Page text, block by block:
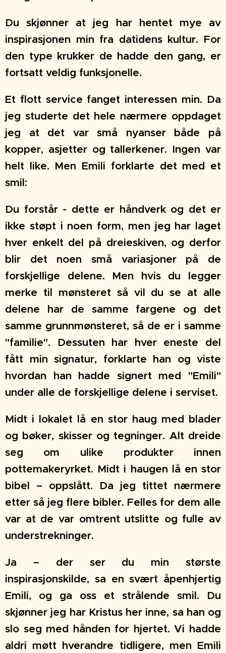
Du skjønner at jeg har hentet mye av
inspirasjonen min fra datidens kultur. For
den type krukker de hadde den gang, er
fortsatt veldig funksjonelle.
Et flott service fanget interessen min. Da
jeg studerte det hele nærmere oppdaget
jeg at det var små nyanser både på
kopper, asjetter og tallerkener. Ingen var
helt like. Men Emili forklarte det med et
smil:
Du forstår - dette er håndverk og det er
ikke støpt i noen form, men jeg har laget
hver enkelt del på dreieskiven, og derfor
blir det noen små variasjoner på de
forskjellige delene. Men hvis du legger
merke til mønsteret så vil du se at alle
delene har de samme fargene og det
samme grunnmønsteret, så de er i samme
"familie". Dessuten har hver eneste del
fått min signatur, forklarte han og viste
hvordan han hadde signert med "Emili"
under alle de forskjellige delene i serviset.
Midt i lokalet lå en stor haug med blader
og bøker, skisser og tegninger. Alt dreide
seg om ulike produkter innen
pottemakeryrket. Midt i haugen lå en stor
bibel – oppslått. Da jeg tittet nærmere
etter så jeg flere bibler. Felles for dem alle
var at de var omtrent utslitte og fulle av
understrekninger.
Ja – der ser du min største
inspirasjonskilde, sa en svært åpenhjertig
Emili, og ga oss et strålende smil. Du
skjønner jeg har Kristus her inne, sa han og
slo seg med hånden for hjertet. Vi hadde
aldri møtt hverandre tidligere, men Emili